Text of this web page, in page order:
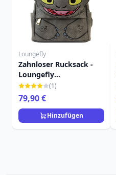
Loungefly
Zahnloser Rucksack -
Loungefly
Drachenzähmen leicht
gemacht
(1)
79,90 €
Hinzufügen